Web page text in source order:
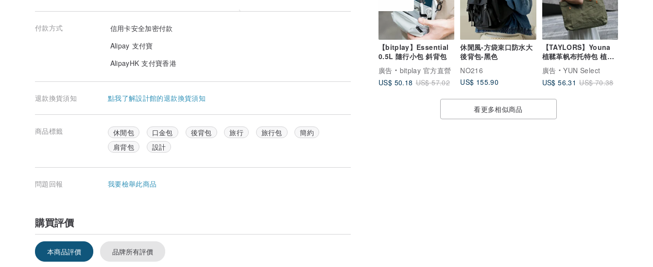
【bitplay】Essential
0.5L 隨行小包 斜背包
廣告
bitplay 官方直營
US$ 50.18 US$ 57.02
休閒風-方袋束口防水大
後背包-黑色
NO216
US$ 155.90
【TAYLORS】Youna
植鞣革帆布托特包 植鞣
真皮&厚磅帆布
廣告
YUN Select
US$ 56.31 US$ 70.38
看更多相似商品
付款方式
信用卡安全加密付款
Alipay 支付寶
AlipayHK 支付寶香港
退款換貨須知 點我了解設計館的退款換貨須知
商品標籤 休閒包 口金包 後背包 旅行 旅行包
簡約
肩背包
設計
問題回報 我要檢舉此商品
購買評價
本商品評價 品牌所有評價